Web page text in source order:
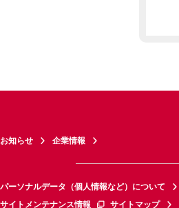
お知らせ 企業情報
パーソナルデータ（個人情報など）について
サイトメンテナンス情報
サイトマップ